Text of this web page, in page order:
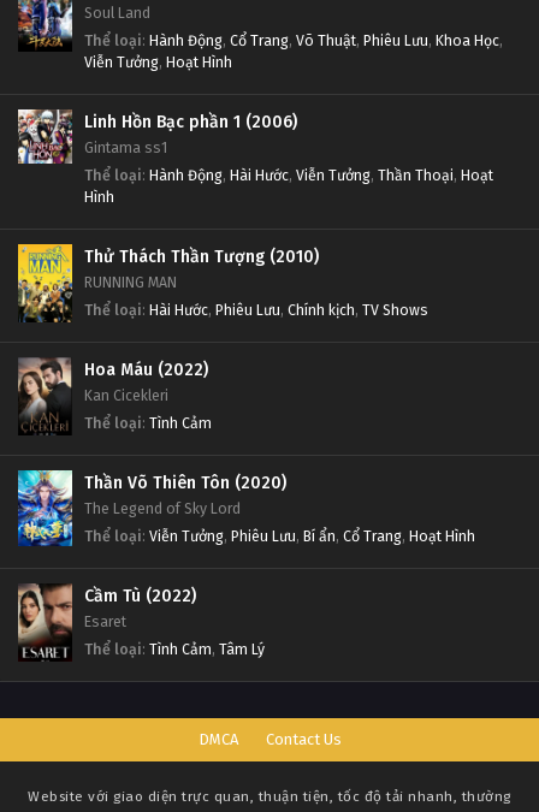
Soul Land
Thể loại: Hành Động, Cổ Trang, Võ Thuật, Phiêu Lưu, Khoa Học,
Viễn Tưởng, Hoạt Hình
Linh Hồn Bạc phần 1 (2006)
Gintama ss1
Thể loại: Hành Động, Hài Hước, Viễn Tưởng, Thần Thoại, Hoạt
Hình
Thử Thách Thần Tượng (2010)
RUNNING MAN
Thể loại: Hài Hước, Phiêu Lưu, Chính kịch, TV Shows
Hoa Máu (2022)
Kan Cicekleri
Thể loại: Tình Cảm
Thần Võ Thiên Tôn (2020)
The Legend of Sky Lord
Thể loại: Viễn Tưởng, Phiêu Lưu, Bí ẩn, Cổ Trang, Hoạt Hình
Cầm Tù (2022)
Esaret
Thể loại: Tình Cảm, Tâm Lý
DMCA Contact Us
Website với giao diện trực quan, thuận tiện, tốc độ tải nhanh, thường